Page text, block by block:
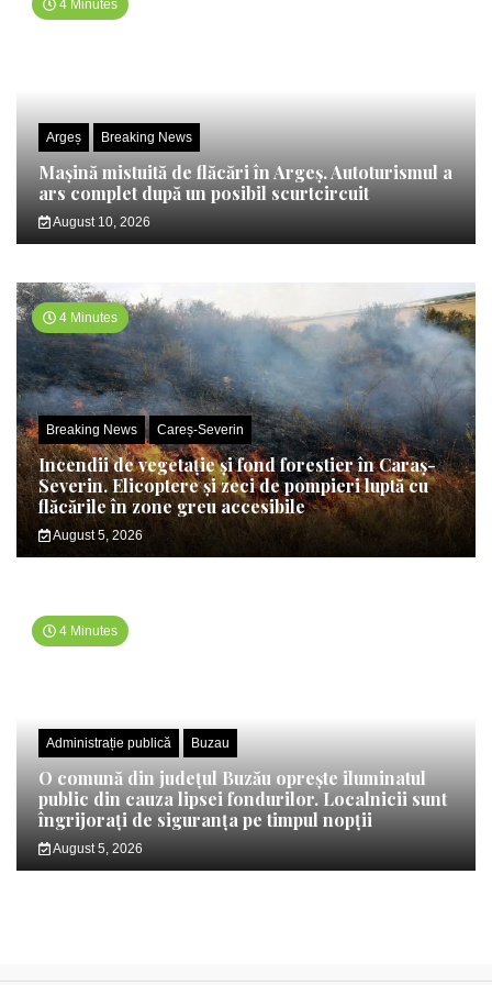
4 Minutes
Argeș Breaking News
Mașină mistuită de flăcări în Argeș. Autoturismul a
ars complet după un posibil scurtcircuit
August 10, 2026
4 Minutes
Breaking News Careș-Severin
Incendii de vegetație și fond forestier în Caraș-
Severin. Elicoptere și zeci de pompieri luptă cu
flăcările în zone greu accesibile
August 5, 2026
4 Minutes
Administrație publică Buzau
O comună din județul Buzău oprește iluminatul
public din cauza lipsei fondurilor. Localnicii sunt
îngrijorați de siguranța pe timpul nopții
August 5, 2026